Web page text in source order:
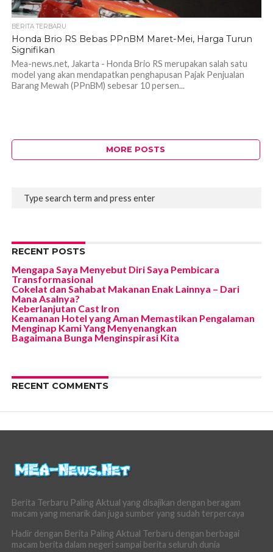
BERITA TERBARU
Honda Brio RS Bebas PPnBM Maret-Mei, Harga Turun
Signifikan
Mea-news.net, Jakarta - Honda Brio RS merupakan salah satu
model yang akan mendapatkan penghapusan Pajak Penjualan
Barang Mewah (PPnBM) sebesar 10 persen...
MORE POSTS
RECENT POSTS
Mengapa Saya Menyebut Diri Saya Pembicara
Transformasional
Cokelat dan Sahabat Makanan Enak Lainnya – Dari
Mana Asalnya?
Keberlanjutan Cast Iron
Keamanan Hotel yang Aman Memastikan Pengalaman
Menginap Kami Yang Menyenangkan
Bagaimana Bunga Menginspirasi Kita
RECENT COMMENTS
Berita Terbaru Paling Aktual yang disajikan dengan beragam
macam yang menarik dan juga sumber yang sudah terpercaya
Hadir dengan Berita Paling Aktual Terbaru dengan berbagai
macam berita dalam negeri sampai berita seluruh dunia